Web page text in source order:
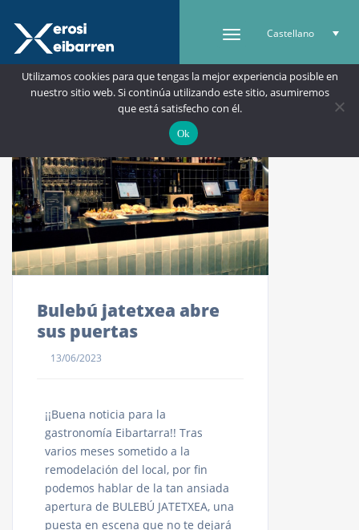
Castellano
Bulebú jatetxea abre
sus puertas
13/06/2023
¡¡Buena noticia para la
gastronomía Eibartarra!! Tras
varios meses sometido a la
remodelación del local, por fin
podemos hablar de la tan ansiada
apertura de BULEBÚ JATETXEA, una
puesta en escena que no te dejará
Utilizamos cookies para que tengas la mejor experiencia posible en
nuestro sitio web. Si continúa utilizando este sitio, asumiremos
que está satisfecho con él.
Ok